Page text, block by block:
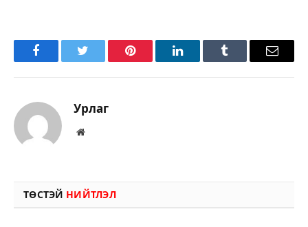
FacebookTwitter Pinterest LinkedInTumblr Имэйл
Урлаг
Вэбсайт
ТӨСТЭЙ НИЙТЛЭЛ